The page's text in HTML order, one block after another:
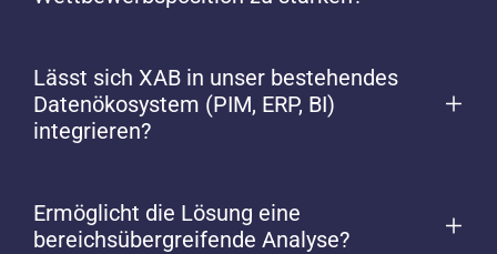
Lässt sich XAB in unser bestehendes
Datenökosystem (PIM, ERP, BI)
integrieren?
Ermöglicht die Lösung eine
bereichsübergreifende Analyse?